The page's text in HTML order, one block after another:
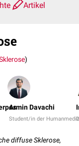
Artikel
)
Armin Davachi
Student/in der
diffuse Sklerose,